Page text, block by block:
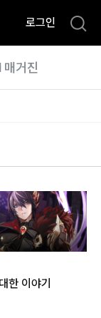
로그인
매거진
한 이야기